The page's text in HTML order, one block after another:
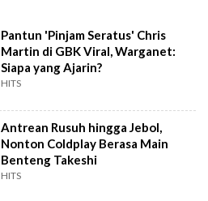
Pantun 'Pinjam Seratus' Chris
Martin di GBK Viral, Warganet:
Siapa yang Ajarin?
HITS
Antrean Rusuh hingga Jebol,
Nonton Coldplay Berasa Main
Benteng Takeshi
HITS